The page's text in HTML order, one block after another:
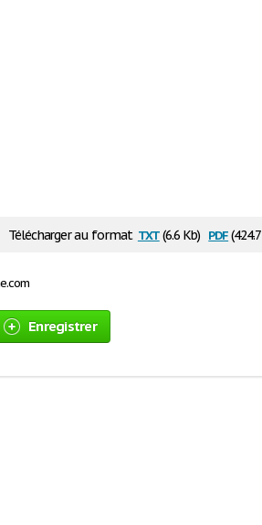
Télécharger au format txt(6.6 Kb) pdf
Enregistrer